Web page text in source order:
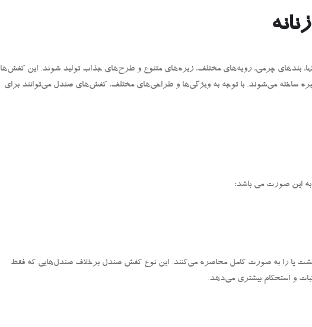
بندهای چرمی، رویه‌های مختلف، زیره‌های متنوع و طرح‌های جذاب تولید شوند. این کفش‌ها
غیره ساخته می‌شوند. با توجه به ویژگی‌ها و طراحی‌های مختلف، کفش‌های صندل می‌توانند برای
این صورت می باشد:
پا را به صورت کامل محاصره می‌کنند. این نوع کفش صندل برخلاف صندل‌هایی که فقط
ثبات و استحکام بیشتری می‌دهد.